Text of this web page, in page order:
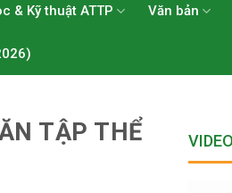
& Kỹ thuật ATTP Văn bản
TẬP THỂ
VIDEO